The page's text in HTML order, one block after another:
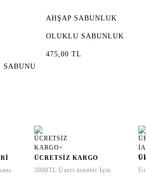
AHŞAP SABUNLUK
OLUKLU SABUNLUK
475,00 TL
ÜCRETSİZ KARGO
3000TL Üzeri ürünler İçin